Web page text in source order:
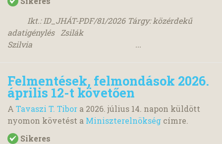
Ikt.: ID_JHÁT-PDF/81/2026 Tárgy: közérdekű
adatigénylés Zsilák
Szilvia ...
Felmentések, felmondások 2026.
április 12-t követően
A Tavaszi T. Tibor a 2026. július 14. napon küldött
nyomon követést a Miniszterelnökség címre.
Sikeres